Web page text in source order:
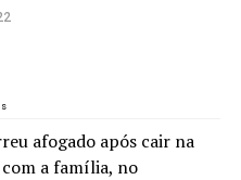
afogado após cair na
a família, no